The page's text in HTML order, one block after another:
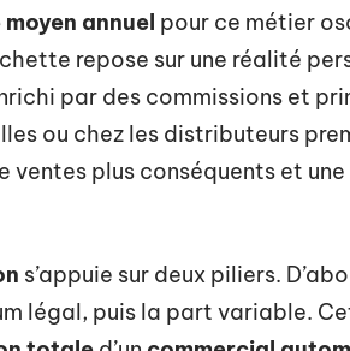
annuel pour ce métier
repose sur une réalité
par des commissions et
ou chez les distributeurs
ventes plus conséquents et
s’appuie sur deux piliers.
légal, puis la part variable.